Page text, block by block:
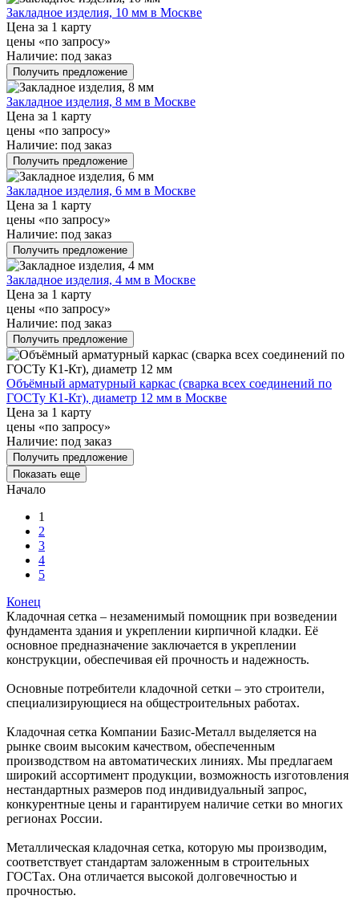
Закладное изделия, 10 мм в Москве
Цена за 1 карту
цены «по запросу»
Наличие: под заказ
Получить предложение
Закладное изделия, 8 мм в Москве
Цена за 1 карту
цены «по запросу»
Наличие: под заказ
Получить предложение
Закладное изделия, 6 мм в Москве
Цена за 1 карту
цены «по запросу»
Наличие: под заказ
Получить предложение
Закладное изделия, 4 мм в Москве
Цена за 1 карту
цены «по запросу»
Наличие: под заказ
Получить предложение
Объёмный арматурный каркас (сварка всех соединений по
ГОСТу К1-Кт), диаметр 12 мм в Москве
Цена за 1 карту
цены «по запросу»
Наличие: под заказ
Получить предложение
Показать еще
Начало
1
2
3
4
5
Конец
Кладочная сетка – незаменимый помощник при возведении
фундамента здания и укреплении кирпичной кладки. Её
основное предназначение заключается в укреплении
конструкции, обеспечивая ей прочность и надежность.
Основные потребители кладочной сетки – это строители,
специализирующиеся на общестроительных работах.
Кладочная сетка Компании Базис-Металл выделяется на
рынке своим высоким качеством, обеспеченным
производством на автоматических линиях. Мы предлагаем
широкий ассортимент продукции, возможность изготовления
нестандартных размеров под индивидуальный запрос,
конкурентные цены и гарантируем наличие сетки во многих
регионах России.
Металлическая кладочная сетка, которую мы производим,
соответствует стандартам заложенным в строительных
ГОСТах. Она отличается высокой долговечностью и
прочностью.